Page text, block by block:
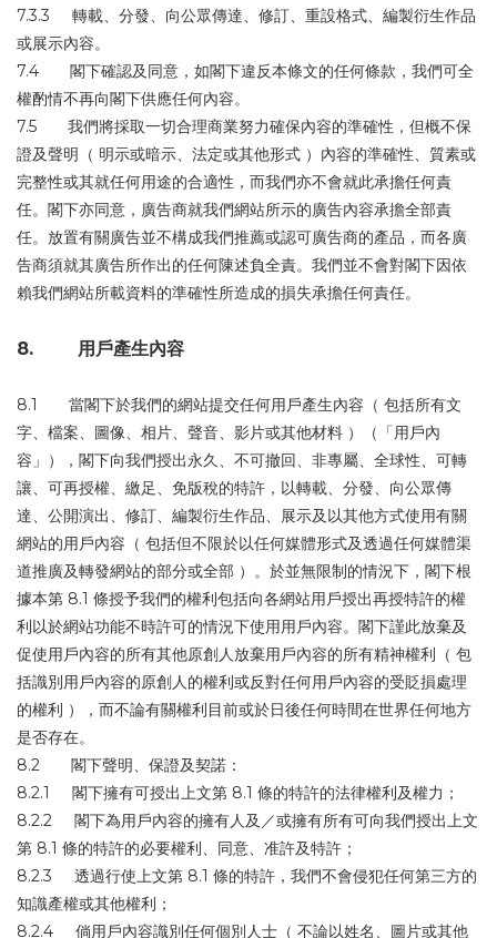
7.3.3 轉載、分發、向公眾傳達、修訂、重設格式、編製衍生作品
或展示內容。
7.4 閣下確認及同意，如閣下違反本條文的任何條款，我們可全
權酌情不再向閣下供應任何內容。
7.5 我們將採取一切合理商業努力確保內容的準確性，但概不保
證及聲明（ 明示或暗示、法定或其他形式 ）內容的準確性、質素或
完整性或其就任何用途的合適性，而我們亦不會就此承擔任何責
任。閣下亦同意，廣告商就我們網站所示的廣告內容承擔全部責
任。放置有關廣告並不構成我們推薦或認可廣告商的產品，而各廣
告商須就其廣告所作出的任何陳述負全責。我們並不會對閣下因依
賴我們網站所載資料的準確性所造成的損失承擔任何責任。
8. 用戶產生內容
8.1 當閣下於我們的網站提交任何用戶產生內容（ 包括所有文
字、檔案、圖像、相片、聲音、影片或其他材料 ）（「用戶內
容」），閣下向我們授出永久、不可撤回、非專屬、全球性、可轉
讓、可再授權、繳足、免版稅的特許，以轉載、分發、向公眾傳
達、公開演出、修訂、編製衍生作品、展示及以其他方式使用有關
網站的用戶內容（ 包括但不限於以任何媒體形式及透過任何媒體渠
道推廣及轉發網站的部分或全部 ）。於並無限制的情況下，閣下根
據本第 8.1 條授予我們的權利包括向各網站用戶授出再授特許的權
利以於網站功能不時許可的情況下使用用戶內容。閣下謹此放棄及
促使用戶內容的所有其他原創人放棄用戶內容的所有精神權利（ 包
括識別用戶內容的原創人的權利或反對任何用戶內容的受貶損處理
的權利 ），而不論有關權利目前或於日後任何時間在世界任何地方
是否存在。
8.2 閣下聲明、保證及契諾：
8.2.1 閣下擁有可授出上文第 8.1 條的特許的法律權利及權力；
8.2.2 閣下為用戶內容的擁有人及／或擁有所有可向我們授出上文
第 8.1 條的特許的必要權利、同意、准許及特許；
8.2.3 透過行使上文第 8.1 條的特許，我們不會侵犯任何第三方的
知識產權或其他權利；
8.2.4 倘用戶內容識別任何個別人士（ 不論以姓名、圖片或其他